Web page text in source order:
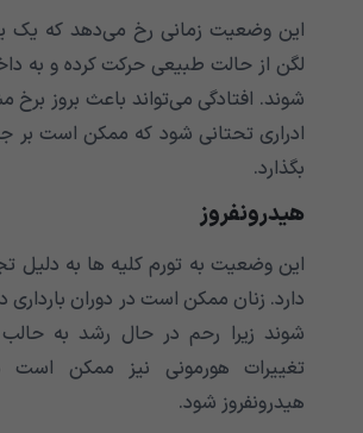
این وضعیت زمانی رخ می‌‌‌‌‌‌‌‌‌‌‌‌‌دهد که یک
لگن از حالت طبیعی حرکت کرده و به
شوند. افتادگی می‌‌‌‌‌‌‌‌‌‌‌‌‌تواند باعث بروز برخ
ادراری تحتانی شود که ممکن است بر
بگذارد.
هیدرونفروز
این وضعیت به تورم کلیه ها به دلیل
دارد. زنان ممکن است در دوران
شوند زیرا رحم در حال رشد به حالب
تغییرات هورمونی نیز ممکن است
هیدرونفروز شود.